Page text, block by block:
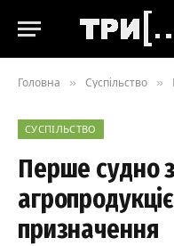
Головна » Суспільство »
СУСПІЛЬСТВО
Перше судно
призначення